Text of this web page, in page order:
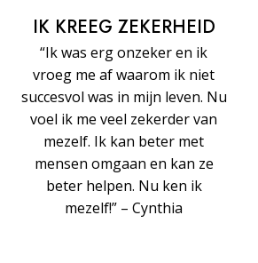
IK KREEG ZEKERHEID
“Ik was erg onzeker en ik
vroeg me af waarom ik niet
succesvol was in mijn leven. Nu
voel ik me veel zekerder van
mezelf. Ik kan beter met
mensen omgaan en kan ze
beter helpen. Nu ken ik
mezelf!” – Cynthia